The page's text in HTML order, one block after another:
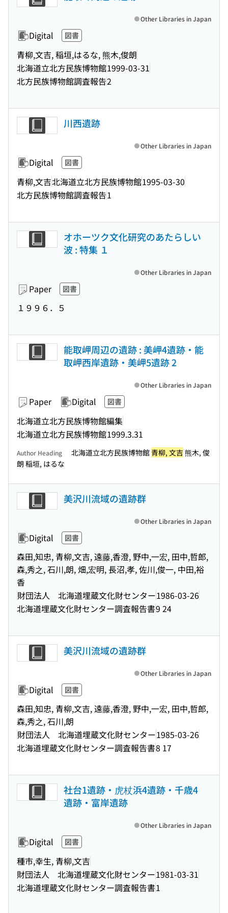
Digital 図書
青柳,文吉, 稲垣,はるな, 熊木,俊朗
北海道立北方民族博物館1999-03-31
北方民族博物館調査報告2
Other Libraries in Japan
川西遺跡
Digital 図書
青柳,文吉北海道立北方民族博物館1995-03-30
北方民族博物館調査報告1
Other Libraries in Japan
オホーツク文化研究のあたらしい
波 : 特集 １
Paper 図書
１９９６．５
Other Libraries in Japan
能取岬周辺の遺跡 : 美岬4遺跡・能
取岬西岸遺跡・美岬5遺跡 2
Paper Digital 図書
北海道立北方民族博物館編集
北海道立北方民族博物館1999.3.31
Other Libraries in Japan
Author Heading 北海道立北方民族博物館青柳, 文吉 熊木, 俊
朗 稲垣, はるな
美沢川流域の遺跡群
Digital 図書
森田,知忠, 青柳,文吉, 遠藤,香澄, 野中,一宏, 田中,哲郎,
森,秀之, 石川,朗, 畑,宏明, 長沼,孝, 佐川,俊一, 中田,裕
香
財団法人 北海道埋蔵文化財センター1986-03-26
北海道埋蔵文化財センター調査報告書9 24
Other Libraries in Japan
美沢川流域の遺跡群
Digital 図書
森田,知忠, 青柳,文吉, 遠藤,香澄, 野中,一宏, 田中,哲郎,
森,秀之, 石川,朗
財団法人 北海道埋蔵文化財センター1985-03-26
北海道埋蔵文化財センター調査報告書8 17
Other Libraries in Japan
社台1遺跡・虎杖浜4遺跡・千歳4
遺跡・富岸遺跡
Digital 図書
種市,幸生, 青柳,文吉
財団法人 北海道埋蔵文化財センター1981-03-31
北海道埋蔵文化財センター調査報告書1
Other Libraries in Japan